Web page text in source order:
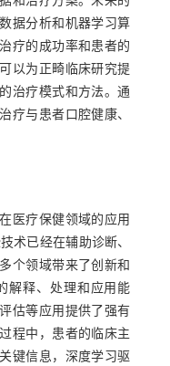
据分析和机器学习算
疗的成功率和患者的
以为正畸临床研究提
治疗模式和方法。通
疗与患者口腔健康、
医疗保健领域的应用
术已经在辅助诊断、
个领域带来了创新和
解释、处理和应用能
估等应用提供了强有
程中，患者的临床主
键信息，深度学习驱